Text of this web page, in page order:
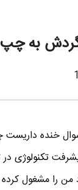
تکنولوژی
مشغول کرده